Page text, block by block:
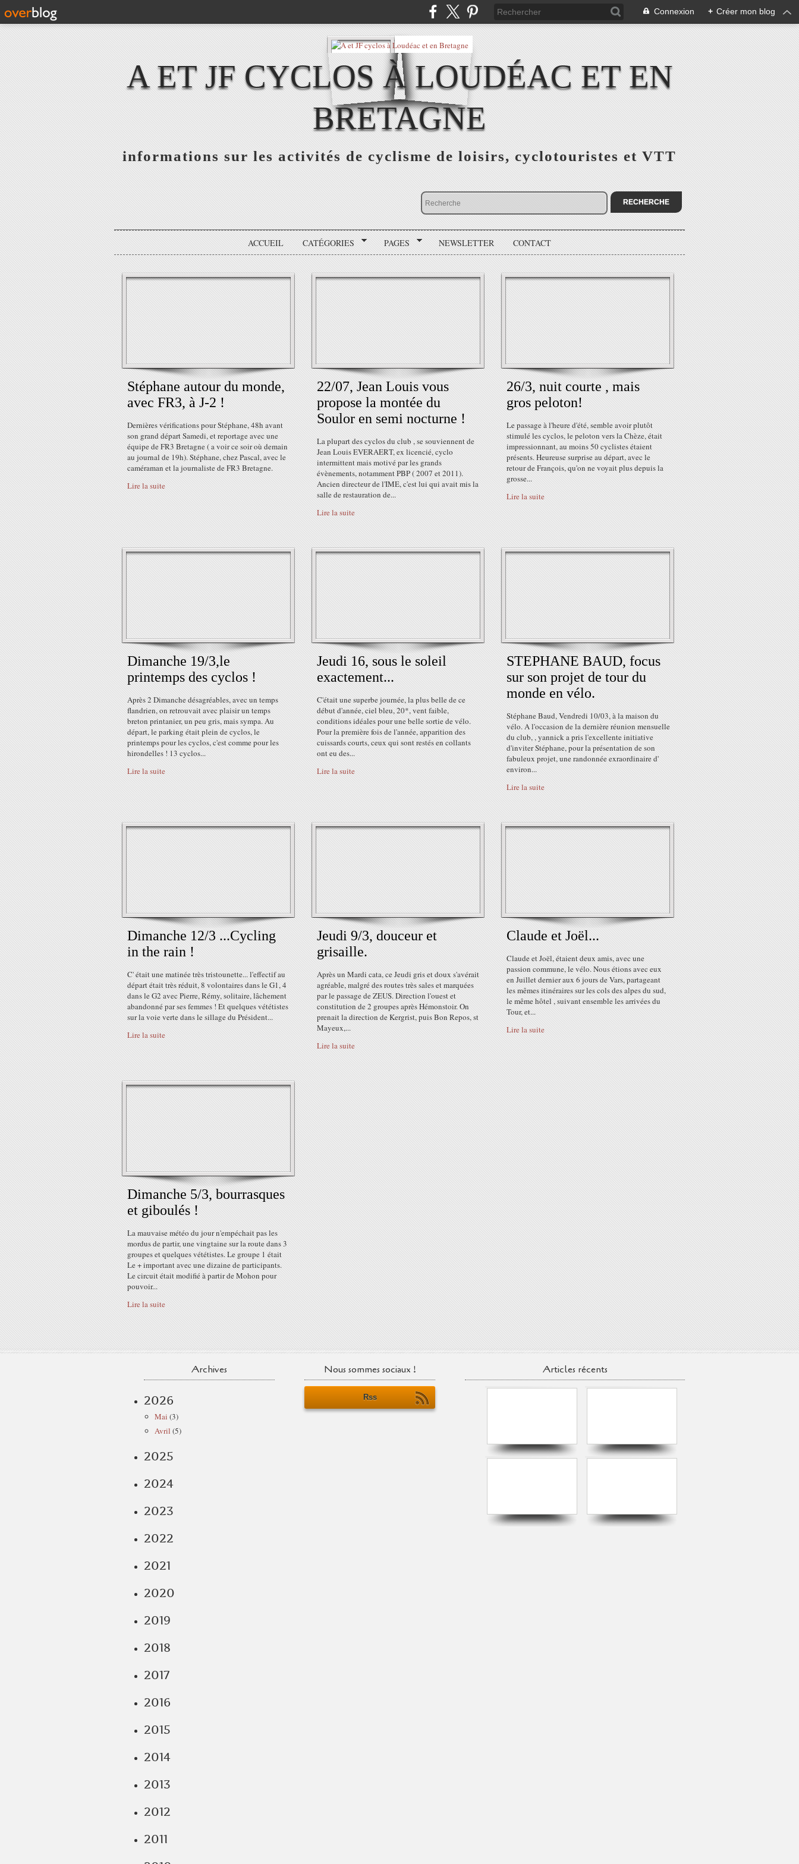
Connexion + Créer mon blog
A ET JF CYCLOS À LOUDÉAC ET EN
BRETAGNE
informations sur les activités de cyclisme de loisirs, cyclotouristes et VTT
ACCUEIL CATÉGORIES PAGES NEWSLETTER CONTACT
Stéphane autour du monde,
avec FR3, à J-2 !
Dernières vérifications pour Stéphane, 48h avant
son grand départ Samedi, et reportage avec une
équipe de FR3 Bretagne ( a voir ce soir où demain
au journal de 19h). Stéphane, chez Pascal, avec le
caméraman et la journaliste de FR3 Bretagne.
Lire la suite
22/07, Jean Louis vous
propose la montée du
Soulor en semi nocturne !
La plupart des cyclos du club , se souviennent de
Jean Louis EVERAERT, ex licencié, cyclo
intermittent mais motivé par les grands
évènements, notamment PBP ( 2007 et 2011).
Ancien directeur de l'IME, c'est lui qui avait mis la
salle de restauration de...
Lire la suite
26/3, nuit courte , mais
gros peloton!
Le passage à l'heure d'été, semble avoir plutôt
stimulé les cyclos, le peloton vers la Chèze, était
impressionnant, au moins 50 cyclistes étaient
présents. Heureuse surprise au départ, avec le
retour de François, qu'on ne voyait plus depuis la
grosse...
Lire la suite
Dimanche 19/3,le
printemps des cyclos !
Après 2 Dimanche désagréables, avec un temps
flandrien, on retrouvait avec plaisir un temps
breton printanier, un peu gris, mais sympa. Au
départ, le parking était plein de cyclos, le
printemps pour les cyclos, c'est comme pour les
hirondelles ! 13 cyclos...
Lire la suite
Jeudi 16, sous le soleil
exactement...
C'était une superbe journée, la plus belle de ce
début d'année, ciel bleu, 20*, vent faible,
conditions idéales pour une belle sortie de vélo.
Pour la première fois de l'année, apparition des
cuissards courts, ceux qui sont restés en collants
ont eu des...
Lire la suite
STEPHANE BAUD, focus
sur son projet de tour du
monde en vélo.
Stéphane Baud, Vendredi 10/03, à la maison du
vélo. A l'occasion de la dernière réunion mensuelle
du club, , yannick a pris l'excellente initiative
d'inviter Stéphane, pour la présentation de son
fabuleux projet, une randonnée exraordinaire d'
environ...
Lire la suite
Dimanche 12/3 ...Cycling
in the rain !
C' était une matinée très tristounette... l'effectif au
départ était très réduit, 8 volontaires dans le G1, 4
dans le G2 avec Pierre, Rémy, solitaire, lâchement
abandonné par ses femmes ! Et quelques vététistes
sur la voie verte dans le sillage du Président...
Lire la suite
Jeudi 9/3, douceur et
grisaille.
Après un Mardi cata, ce Jeudi gris et doux s'avérait
agréable, malgré des routes très sales et marquées
par le passage de ZEUS. Direction l'ouest et
constitution de 2 groupes après Hémonstoir. On
prenait la direction de Kergrist, puis Bon Repos, st
Mayeux,...
Lire la suite
Claude et Joël...
Claude et Joël, étaient deux amis, avec une
passion commune, le vélo. Nous étions avec eux
en Juillet dernier aux 6 jours de Vars, partageant
les mêmes itinéraires sur les cols des alpes du sud,
le même hôtel , suivant ensemble les arrivées du
Tour, et...
Lire la suite
Dimanche 5/3, bourrasques
et giboulés !
La mauvaise météo du jour n'empéchait pas les
mordus de partir, une vingtaine sur la route dans 3
groupes et quelques vététistes. Le groupe 1 était
Le + important avec une dizaine de participants.
Le circuit était modifié à partir de Mohon pour
pouvoir...
Lire la suite
Archives
2026
Mai (3)
Avril (5)
2025
2024
2023
2022
2021
2020
2019
2018
2017
2016
2015
2014
2013
2012
2011
Nous sommes sociaux !
Rss
Articles récents